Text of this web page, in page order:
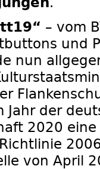
– vom
und
nun
Jahr der
2020
von April